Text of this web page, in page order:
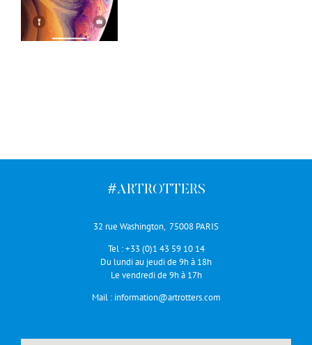
#ARTROTTERS
32 rue Washington, 75008 PARIS
Tel :+33 (0)1 43 59 10 14
Du lundi au jeudi de 9h à 18h
Le vendredi de 9h à 17h
Mail : information@artrotters.com